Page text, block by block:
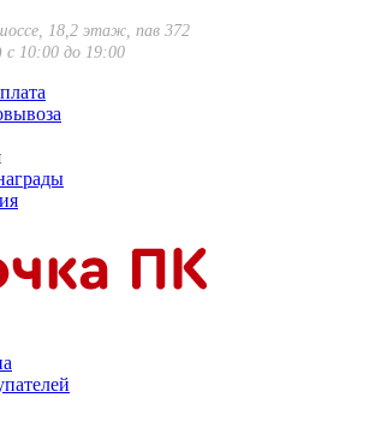
18,2 этаж, пав 372
с 10:00 до 19:00